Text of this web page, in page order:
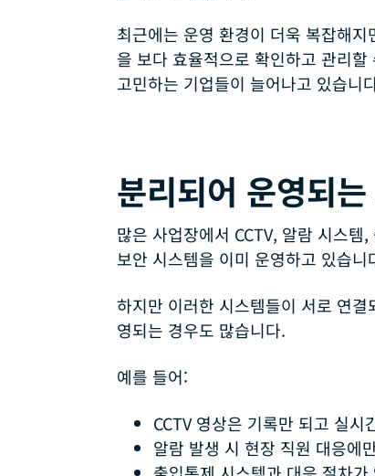
최근에는 운영 환경이 더욱 복잡해
을 보다 효율적으로 확인하고 관리
고민하는 기업들이 늘어나고 있습니
분리되어 운영되
많은 사업장에서 CCTV, 알람 시스템
보안 시스템을 이미 운영하고 있습니
하지만 이러한 시스템들이 서로 연
영되는 경우도 많습니다.
예를 들어:
CCTV 영상은 기록만 되고 실시
알람 발생 시 현장 직원 대응에